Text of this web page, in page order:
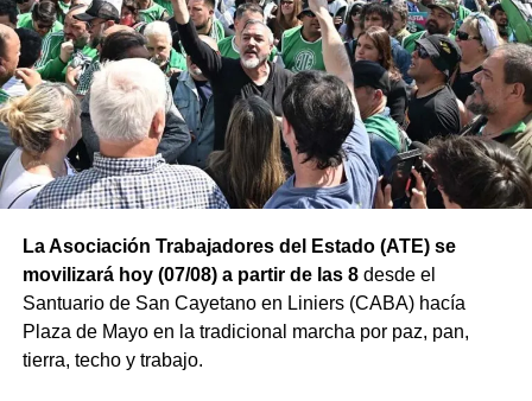
La Asociación Trabajadores del Estado (ATE) se
movilizará hoy (07/08) a partir de las 8desde el
Santuario de San Cayetano en Liniers (CABA) hacía
Plaza de Mayo en la tradicional marcha por paz, pan,
tierra, techo y trabajo.